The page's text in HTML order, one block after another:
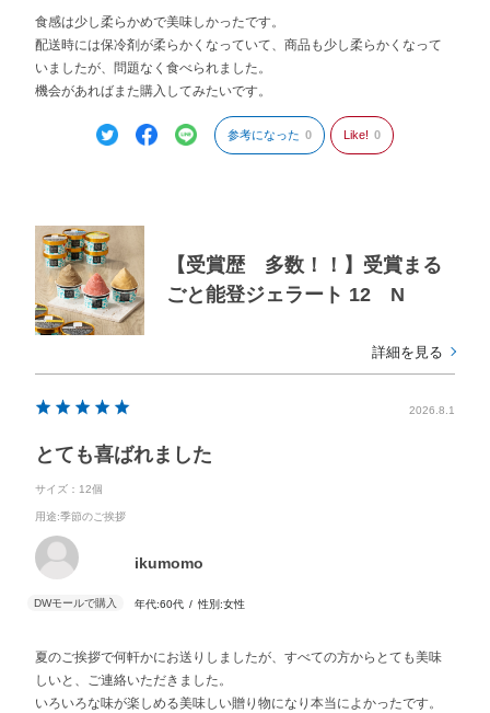
食感は少し柔らかめで美味しかったです。
配送時には保冷剤が柔らかくなっていて、商品も少し柔らかくなって
いましたが、問題なく食べられました。
機会があればまた購入してみたいです。
参考になった 0 Like! 0
【受賞歴 多数！！】受賞まる
ごと能登ジェラート 12 N
詳細を見る
2026.8.1
とても喜ばれました
サイズ：12個
用途:季節のご挨拶
ikumomo
年代:60代 性別:女性
夏のご挨拶で何軒かにお送りしましたが、すべての方からとても美味
しいと、ご連絡いただきました。
いろいろな味が楽しめる美味しい贈り物になり本当によかったです。